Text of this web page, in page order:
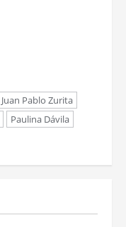
Juan Pablo Zurita
Paulina Dávila